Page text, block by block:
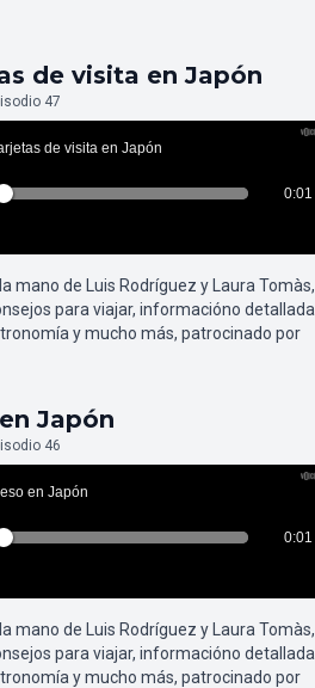
de visita en Japón
47
mano de Luis Rodríguez y Laura Tomàs,
para viajar, informacióno detallada
y mucho más, patrocinado por
Japón
46
mano de Luis Rodríguez y Laura Tomàs,
para viajar, informacióno detallada
y mucho más, patrocinado por